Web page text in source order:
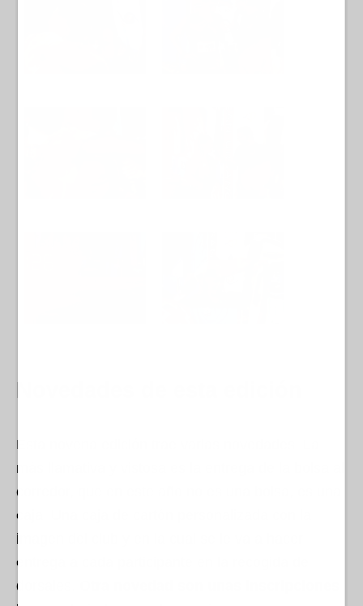
Novedades de esta edición
Esta novena edición trae varias novedades. La
más llamativa y vistosa es la entrega de la bolsa al
corredor, que en este año no es una bolsa, es una
caja. Una caja de cartón personalizada con la
imagen del club y en la cual se le va a hacer
entrega a cada participante en la recogida de
dorsales.